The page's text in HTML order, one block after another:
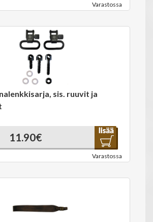
Varastossa
sis. ruuvit ja
11.90€
Varastossa